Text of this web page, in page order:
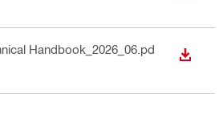
Handbook_2026_06.pd